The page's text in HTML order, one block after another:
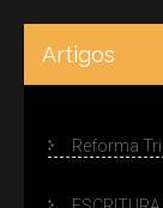
Artigos
Reforma